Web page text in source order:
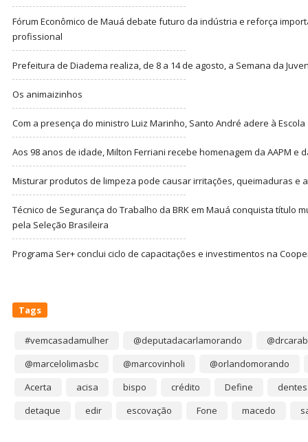
Fórum Econômico de Mauá debate futuro da indústria e reforça
profissional
Prefeitura de Diadema realiza, de 8 a 14 de agosto, a Semana da
Os animaizinhos
Com a presença do ministro Luiz Marinho, Santo André adere à
Aos 98 anos de idade, Milton Ferriani recebe homenagem da AAPM e
Misturar produtos de limpeza pode causar irritações, queimaduras e
Técnico de Segurança do Trabalho da BRK em Mauá conquista título
pela Seleção Brasileira
Programa Ser+ conclui ciclo de capacitações e investimentos na
Tags
#vemcasadamulher @deputadacarlamorando
@marcelolimasbc
@marcovinholi
@orlandomorando
Acerta
acisa bispo crédito Define
dentes
detaque
edir escovação Fone macedo